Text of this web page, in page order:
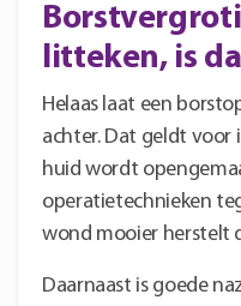
litteken, is
Helaas laat een
achter. Dat geldt voor
huid wordt
operatietechnieken
wond mooier herstelt
Daarnaast is goede